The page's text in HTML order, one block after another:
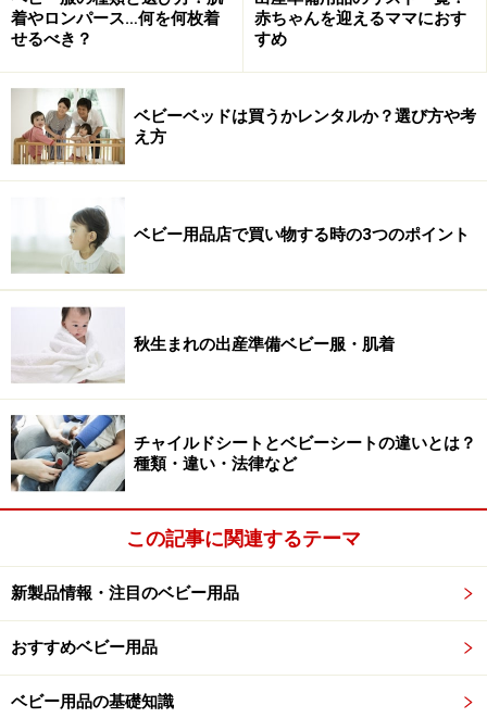
付けるタイプと、それ以外の場所に付けるタイプに分け
られます。階段の上に付けるタイプは、外れると危険な
ので、ビスを打ち込むようになっています。
ドアタイプは商品によって以下の違いがあります。
両開きタイプか、片方開きタイプか
90度開いたままの状態でも使えるタイプか
手を使わなくても開くタイプか
台所の入り口だったら手を使わなくても開くタイプが便
利ですし、よく出入りする場所なら、90度開いたままの
状態でも使えるタイプを選ぶと良いと思います。開け方
も多少異なりますので、できればサンプルなどをお店で
試してみるとよいでしょう。値段は5000円～1万円前半
までです。
最後に大事なことは、ネットタイプもドアタイプも、商
品によって対応する幅が違うことです。必ず買う前に、
取り付けたい場所の横幅をきちんと測りましょう。
>> サークルとプレイマットについて
※記事内容は執筆時点のものです。最新の内容をご確認くださ
着やロンパース…何を何枚着
せるべき？
赤ちゃんを迎えるママにおす
すめ
ベビーベッドは買うかレンタルか？選び方や考
え方
ベビー用品店で買い物する時の3つのポイント
秋生まれの出産準備ベビー服・肌着
チャイルドシートとベビーシートの違いとは？
種類・違い・法律など
この記事に関連するテーマ
新製品情報・注目のベビー用品
おすすめベビー用品
ベビー用品の基礎知識